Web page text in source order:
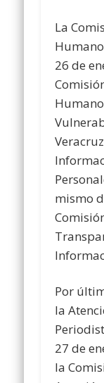
La
26 de
mismo
Por
la
27 de
la